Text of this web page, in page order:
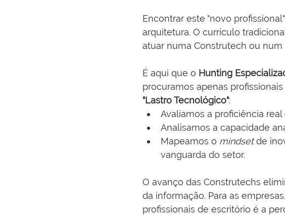
Encontrar este "novo
arquitetura. O currículo
atuar numa Construtech ou
É aqui que o Hunting
procuramos apenas
"Lastro Tecnológico":
Avaliamos a proficiência
Analisamos a capacidade
Mapeamos o mindset de
vanguarda do setor.
O avanço das Construtechs
da informação. Para as
profissionais de escritório é a